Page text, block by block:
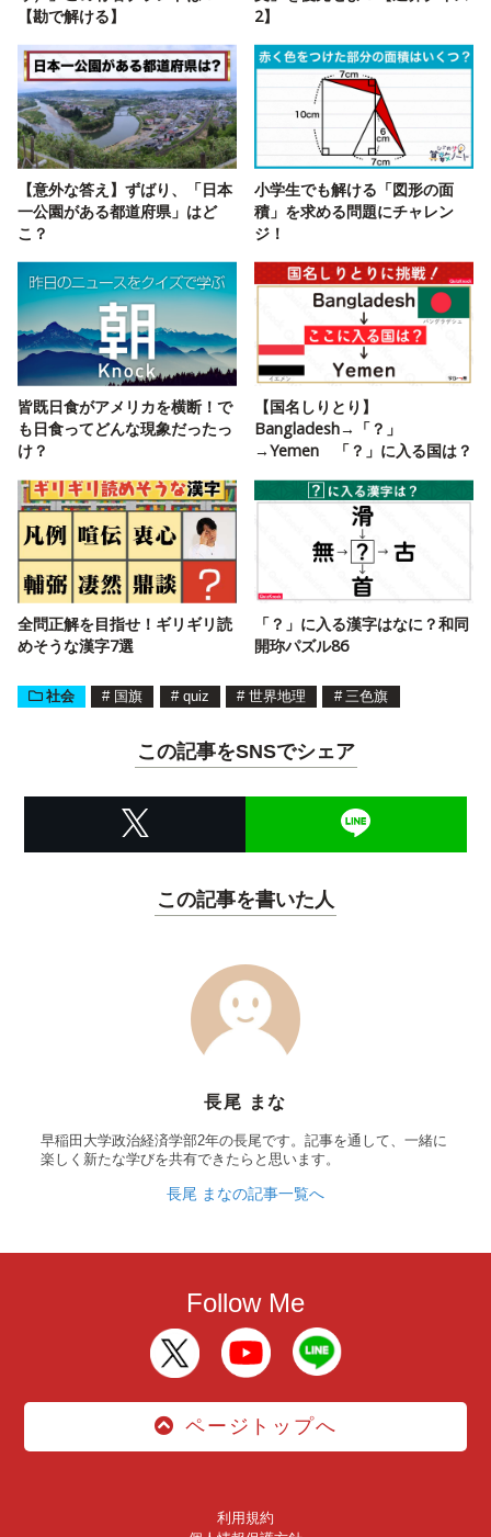
【勘で解ける】
2】
【意外な答え】ずばり、「日本
一公園がある都道府県」はど
こ？
小学生でも解ける「図形の面
積」を求める問題にチャレン
ジ！
皆既日食がアメリカを横断！で
も日食ってどんな現象だったっ
け？
【国名しりとり】
Bangladesh→「？」
→Yemen 「？」に入る国は？
全問正解を目指せ！ギリギリ読
めそうな漢字7選
「？」に入る漢字はなに？和同
開珎パズル86
社会 # 国旗 # quiz # 世界地理 # 三色旗
この記事をSNSでシェア
この記事を書いた人
長尾 まな
早稲田大学政治経済学部2年の長尾です。記事を通して、一緒に
楽しく新たな学びを共有できたらと思います。
長尾 まなの記事一覧へ
Follow Me
ページトップへ
利用規約